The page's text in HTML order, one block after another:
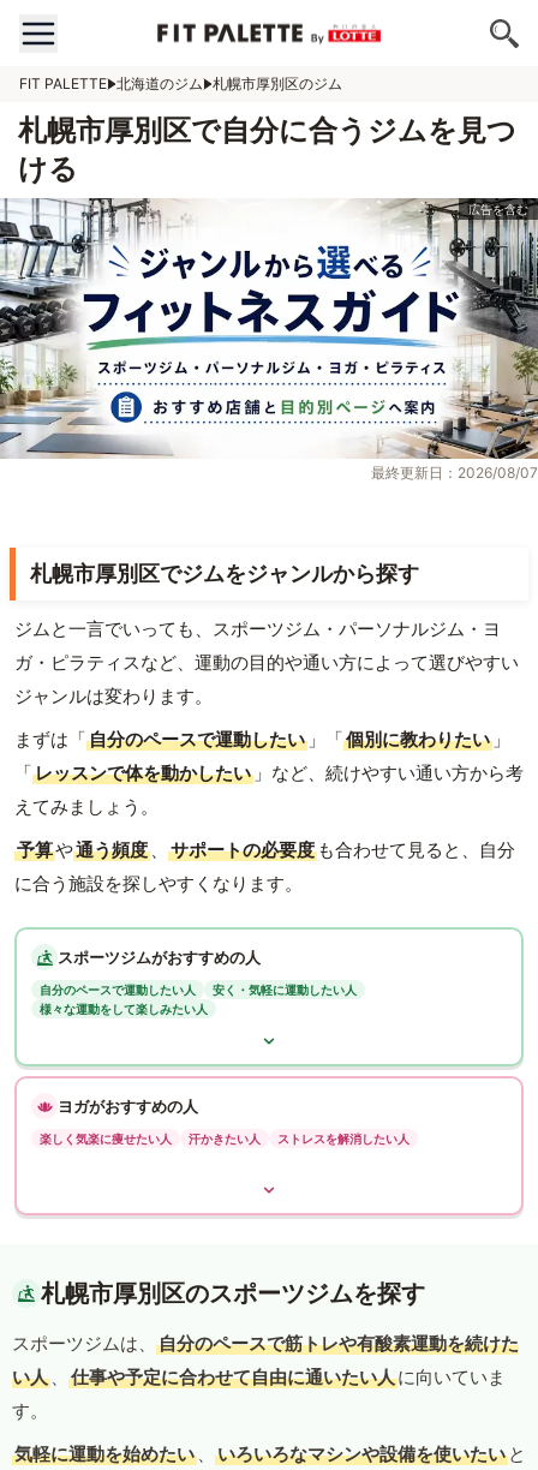
FIT PALETTE 北海道のジム 札幌市厚別区のジム
札幌市厚別区で自分に合うジムを見つ
ける
最終更新日：2026/08/07
札幌市厚別区でジムをジャンルから探す
ジムと一言でいっても、スポーツジム・パーソナルジム・ヨ
ガ・ピラティスなど、運動の目的や通い方によって選びやすい
ジャンルは変わります。
まずは「自分のペースで運動したい 」「個別に教わりたい 」
「レッスンで体を動かしたい 」など、続けやすい通い方から考
えてみましょう。
予算や通う頻度 、 サポートの必要度 も合わせて見ると、自分
に合う施設を探しやすくなります。
スポーツジムがおすすめの人
自分のペースで運動したい人
安く・気軽に運動したい人
様々な運動をして楽しみたい人
ヨガがおすすめの人
楽しく気楽に痩せたい人 汗かきたい人 ストレスを解消したい人
札幌市厚別区のスポーツジムを探す
スポーツジムは、
自分のペースで筋トレや有酸素運動を続けた
い人 、 仕事や予定に合わせて自由に通いたい人に向いていま
す。
気軽に運動を始めたい 、 いろいろなマシンや設備を使いたい と